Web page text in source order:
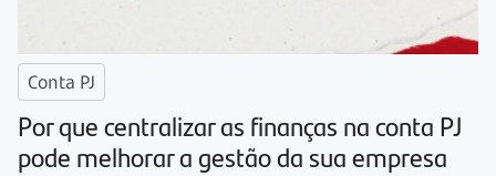
Conta PJ
Por que centralizar as finanças na conta PJ
pode melhorar a gestão da sua empresa